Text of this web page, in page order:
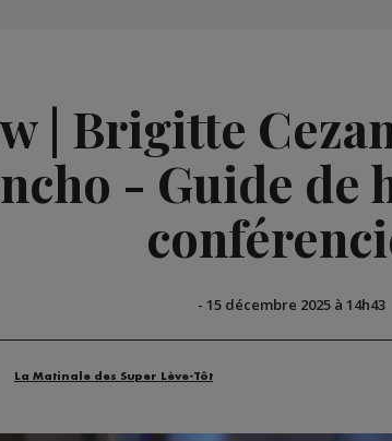
| Brigitte
- Guide de
- 15 décembre 2025 à 14h43
La Matinale des Super Lève-Tôt